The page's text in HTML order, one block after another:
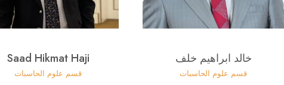
خالد ابراهيم خلف
قسم علوم الحاسبات
Saad Hikmat Haji
قسم علوم الحاسبات